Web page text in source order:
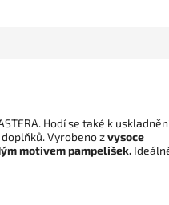
Hodí se také k
Vyrobeno zvysoce
motivem pampelišek.